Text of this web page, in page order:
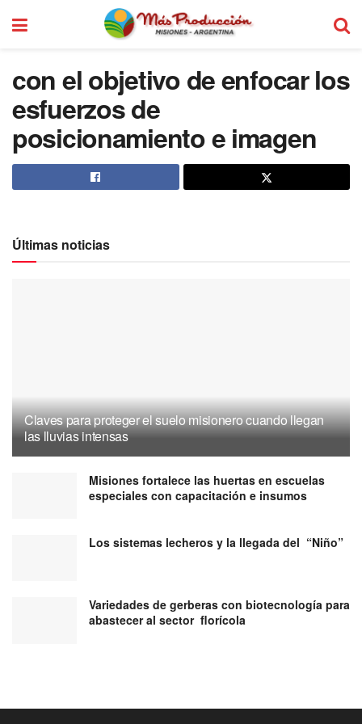
con el objetivo de enfocar los
esfuerzos de
posicionamiento e imagen
Últimas noticias
Claves para proteger el suelo misionero cuando llegan
las lluvias intensas
Misiones fortalece las huertas en escuelas
especiales con capacitación e insumos
Los sistemas lecheros y la llegada del “Niño”
Variedades de gerberas con biotecnología para
abastecer al sector florícola